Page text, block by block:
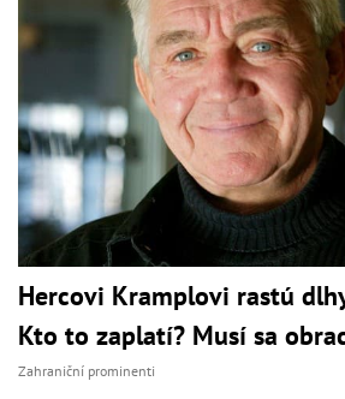
Hercovi Kramplovi rastú
Kto to zaplatí? Musí sa
Zahraniční prominenti